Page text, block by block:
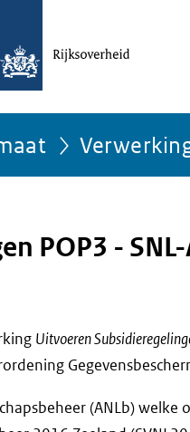
POP3 - SNL-
Uitvoeren
(ANLb) welke